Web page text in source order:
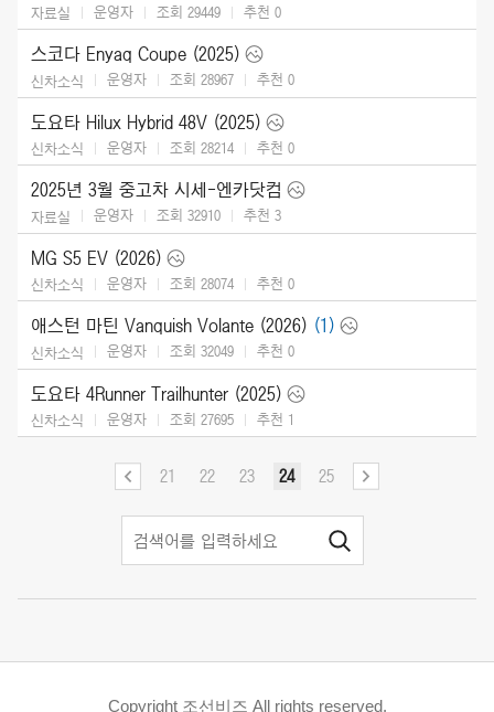
자료실 운영자 조회 29449 추천 0
스코다 Enyaq Coupe (2025)
신차소식 운영자 조회 28967 추천 0
도요타 Hilux Hybrid 48V (2025)
신차소식 운영자 조회 28214 추천 0
2025년 3월 중고차 시세-엔카닷컴
자료실 운영자 조회 32910 추천 3
MG S5 EV (2026)
신차소식 운영자 조회 28074 추천 0
애스턴 마틴 Vanquish Volante (2026) (1)
신차소식 운영자 조회 32049 추천 0
도요타 4Runner Trailhunter (2025)
신차소식 운영자 조회 27695 추천 1
21 22 23 24 25
Copyright 조선비즈 All rights reserved.